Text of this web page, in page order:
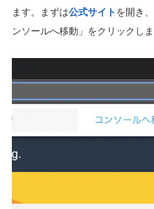
ます。まずは公式サイト を開き
ンソールへ移動」をクリックしま